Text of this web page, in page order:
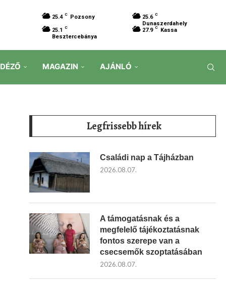
25.4 C Pozsony 25.6 C
Dunaszerdahely
25.1 C
Besztercebánya
27.9 C Kassa
MAGAZIN AJÁNLÓ
Legfrissebb hírek
Családi nap a Tájházban
2026.08.07.
A támogatásnak és a
megfelelő tájékoztatásnak
fontos szerepe van a
csecsemők szoptatásában
2026.08.07.